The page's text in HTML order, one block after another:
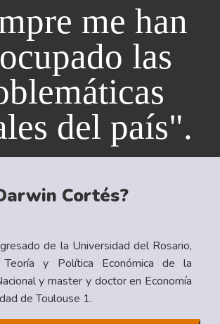
me han
las
del país".
Cortés?
de la Universidad del Rosario,
y Política Económica de la
y master y doctor en Economía
de Toulouse 1.